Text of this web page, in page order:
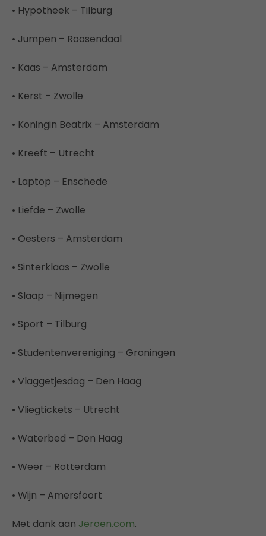
• Hypotheek – Tilburg
• Jumpen – Roosendaal
• Kaas – Amsterdam
• Kerst – Zwolle
• Koningin Beatrix – Amsterdam
• Kreeft – Utrecht
• Laptop – Enschede
• Liefde – Zwolle
• Oesters – Amsterdam
• Sinterklaas – Zwolle
• Slaap – Nijmegen
• Sport – Tilburg
• Studentenvereniging – Groningen
• Vlaggetjesdag – Den Haag
• Vliegtickets – Utrecht
• Waterbed – Den Haag
• Weer – Rotterdam
• Wijn – Amersfoort
Met dank aan Jeroen.com.